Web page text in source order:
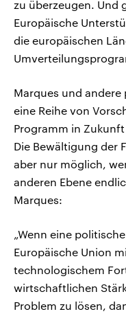
zu überzeugen. Und
Europäische
die europäischen
Marques und
eine Reihe von
Programm in
Die Bewältigung der
aber nur möglich,
anderen Ebene
Marques:
„Wenn eine
Europäische Union
technologischem
wirtschaftlichen
Problem zu lösen,